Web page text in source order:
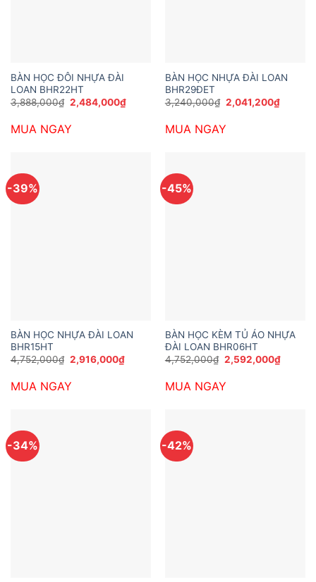
BÀN HỌC ĐÔI NHỰA ĐÀI
LOAN BHR22HT
3,888,000₫ Giá
gốc
3,888,000₫.
2,484,000₫Giá
hiện
MUA NGAY
BÀN HỌC NHỰA ĐÀI LOAN
BHR29ĐET
3,240,000₫ Giá
gốc
3,240,000₫.
2,041,200₫Giá
hiện
MUA NGAY
-39%
BÀN HỌC NHỰA ĐÀI LOAN
BHR15HT
4,752,000₫ Giá
gốc
4,752,000₫.
2,916,000₫Giá
hiện
MUA NGAY
-45%
BÀN HỌC KÈM TỦ ÁO NHỰA
ĐÀI LOAN BHR06HT
4,752,000₫ Giá
gốc
4,752,000₫.
2,592,000₫Giá
hiện
MUA NGAY
-34% -42%